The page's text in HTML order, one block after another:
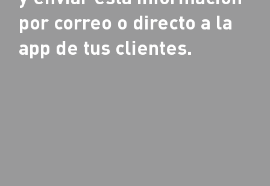
por correo o directo a la
app de tus clientes.